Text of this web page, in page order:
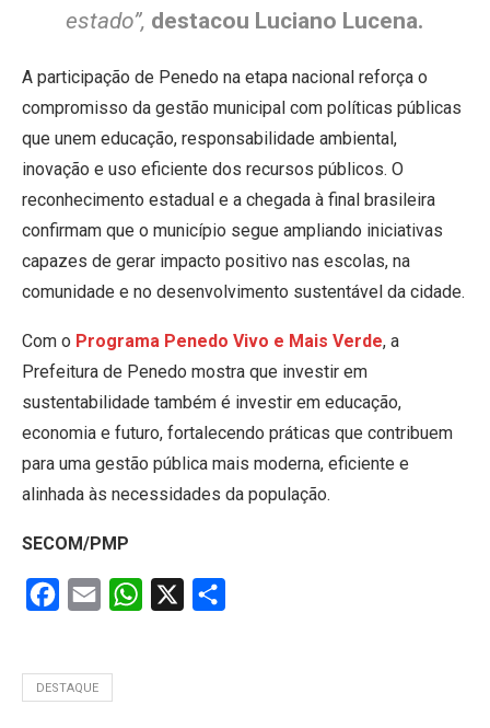
estado”, destacou Luciano Lucena.
A participação de Penedo na etapa nacional reforça o
compromisso da gestão municipal com políticas públicas
que unem educação, responsabilidade ambiental,
inovação e uso eficiente dos recursos públicos. O
reconhecimento estadual e a chegada à final brasileira
confirmam que o município segue ampliando iniciativas
capazes de gerar impacto positivo nas escolas, na
comunidade e no desenvolvimento sustentável da cidade.
Com o Programa Penedo Vivo e Mais Verde, a
Prefeitura de Penedo mostra que investir em
sustentabilidade também é investir em educação,
economia e futuro, fortalecendo práticas que contribuem
para uma gestão pública mais moderna, eficiente e
alinhada às necessidades da população.
SECOM/PMP
Facebook
Email WhatsApp
DESTAQUE